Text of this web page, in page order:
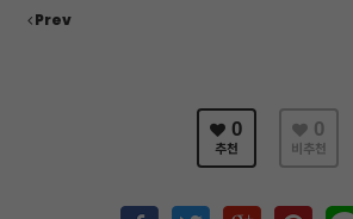
Prev
0
추천
0
비추천